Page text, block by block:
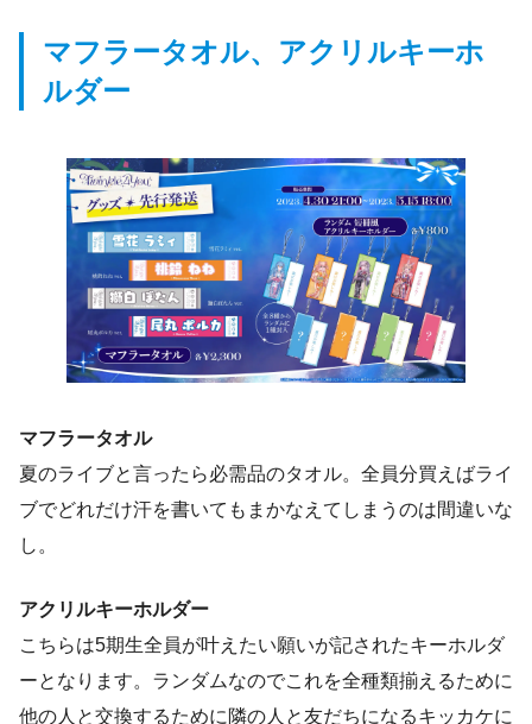
マフラータオル、アクリルキーホ
ルダー
マフラータオル
夏のライブと言ったら必需品のタオル。全員分買えばライ
ブでどれだけ汗を書いてもまかなえてしまうのは間違いな
し。
アクリルキーホルダー
こちらは5期生全員が叶えたい願いが記されたキーホルダ
ーとなります。ランダムなのでこれを全種類揃えるために
他の人と交換するために隣の人と友だちになるキッカケに